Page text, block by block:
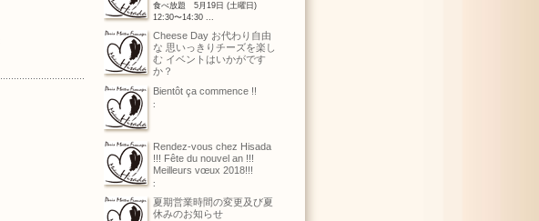
食べ放題 5月19日 (土曜日)
12:30〜14:30 ...
Cheese Day お代わり自由
な 思いっきりチーズを楽し
む イベントはいかがです
か？
:
Bientôt ça commence !!
:
Rendez-vous chez Hisada
!!! Fête du nouvel an !!!
Meilleurs vœux 2018!!!
:
夏期営業時間の変更及び夏
休みのお知らせ